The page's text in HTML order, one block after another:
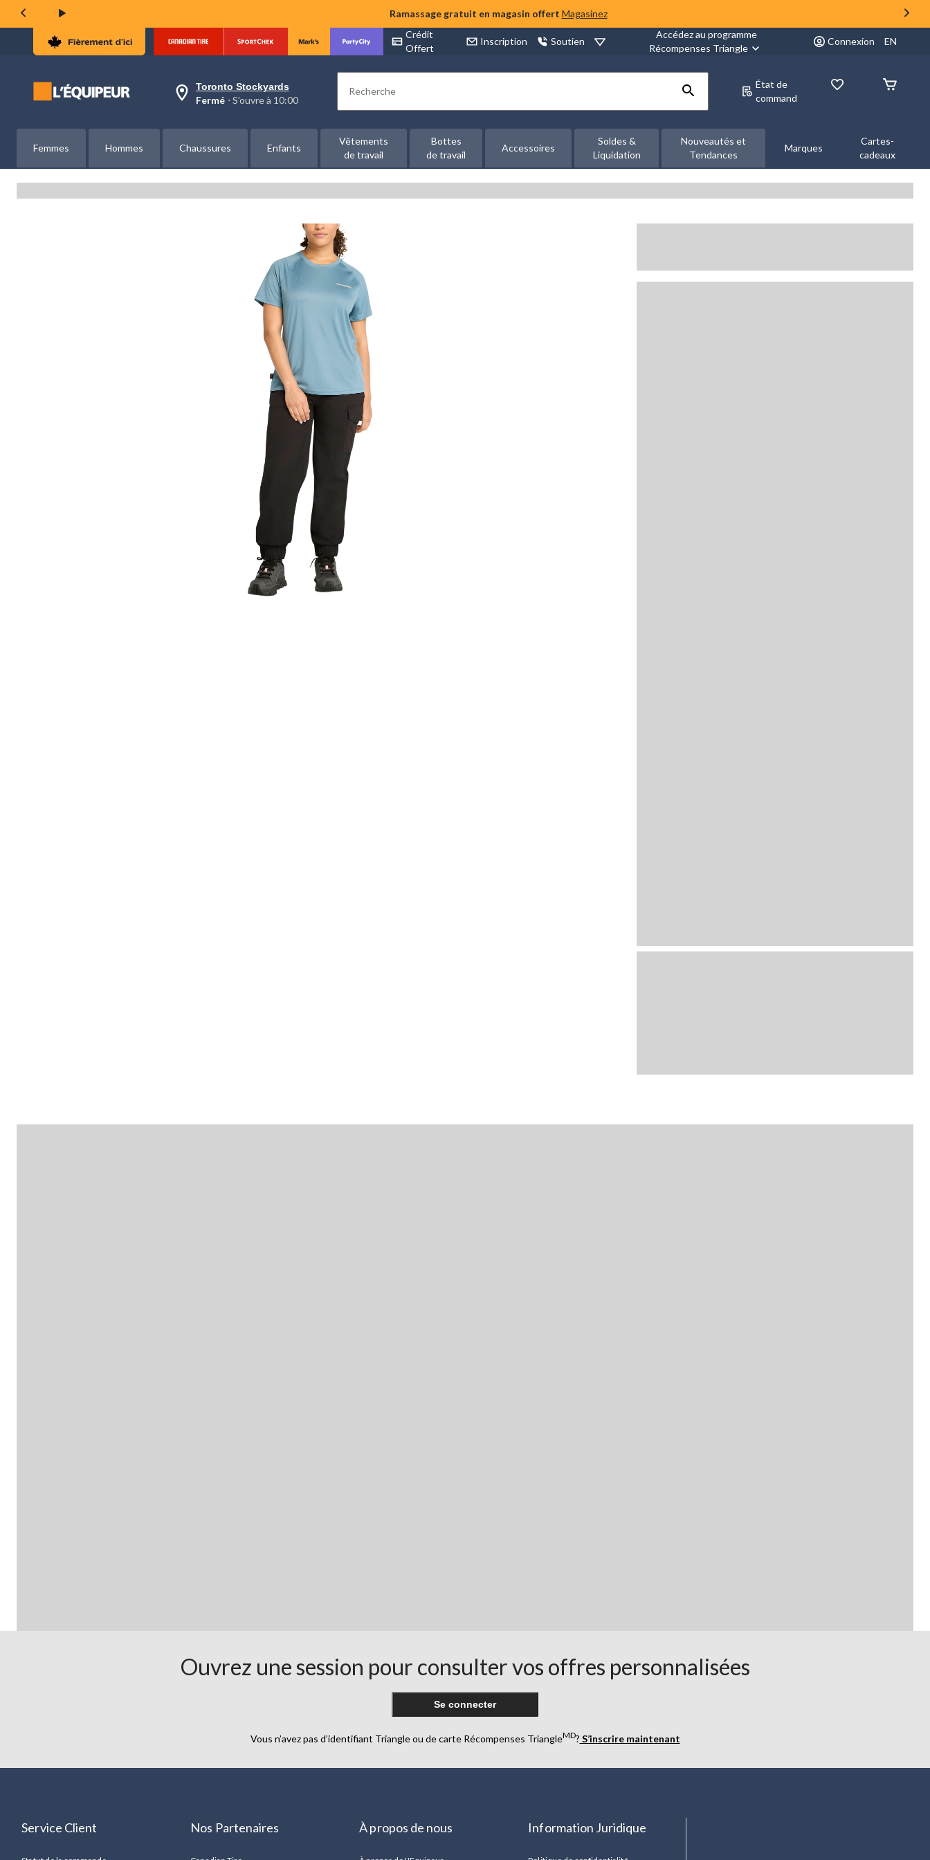
Ramassage gratuit en magasin offert Magasinez
Crédit
Offert
Inscription Soutien
Accédez au programme
Récompenses Triangle
Connexion EN
votre
est
Toronto
Stockyards,
S’ouvre
à
Toronto Stockyards
Fermé ⋅ S’ouvre à 10:00 Rechercher
État de
command
Femmes Hommes Chaussures Enfants
Vêtements
de travail
Bottes
de travail
Accessoires
Soldes &
Liquidation
Nouveautés et
Tendances
Marques
Cartes-
cadeaux
Ouvrez une session pour consulter vos offres personnalisées
Se connecter
Vous n’avez pas d’identifiant Triangle ou de carte Récompenses TriangleMD? S’inscrire maintenant
Service Client Nos Partenaires À propos de nous Information Juridique